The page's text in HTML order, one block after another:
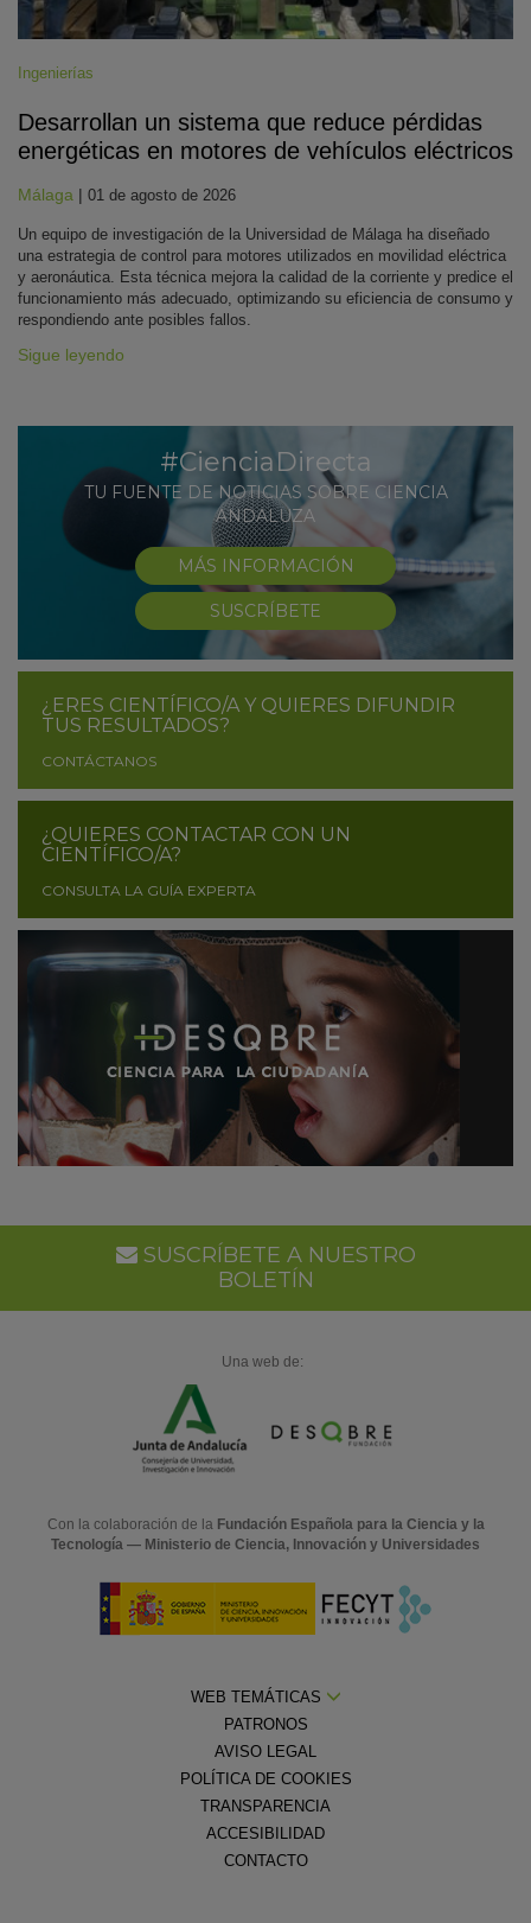
Ingenierías
Desarrollan un sistema que reduce pérdidas
energéticas en motores de vehículos eléctricos
Málaga | 01 de agosto de 2026
Un equipo de investigación de la Universidad de Málaga ha diseñado
una estrategia de control para motores utilizados en movilidad eléctrica
y aeronáutica. Esta técnica mejora la calidad de la corriente y predice el
funcionamiento más adecuado, optimizando su eficiencia de consumo y
respondiendo ante posibles fallos.
Sigue leyendo
#CienciaDirecta
TU FUENTE DE NOTICIAS SOBRE CIENCIA
ANDALUZA
MÁS INFORMACIÓN
SUSCRÍBETE
¿ERES CIENTÍFICO/A Y QUIERES DIFUNDIR
TUS RESULTADOS?
CONTÁCTANOS
¿QUIERES CONTACTAR CON UN
CIENTÍFICO/A?
CONSULTA LA GUÍA EXPERTA
SUSCRÍBETE A NUESTRO
BOLETÍN
Una web de:
Con la colaboración de la Fundación Española para la Ciencia y la
Tecnología — Ministerio de Ciencia, Innovación y Universidades
WEB TEMÁTICAS
PATRONOS
AVISO LEGAL
POLÍTICA DE COOKIES
TRANSPARENCIA
ACCESIBILIDAD
CONTACTO